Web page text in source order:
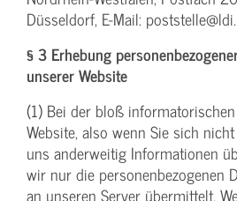
Düsseldorf, E-Mail:
§ 3 Erhebung
unserer Website
(1) Bei der bloß
Website, also wenn Sie sich
uns anderweitig Informationen
wir nur die personenbezogenen
an unseren Server übermittelt.